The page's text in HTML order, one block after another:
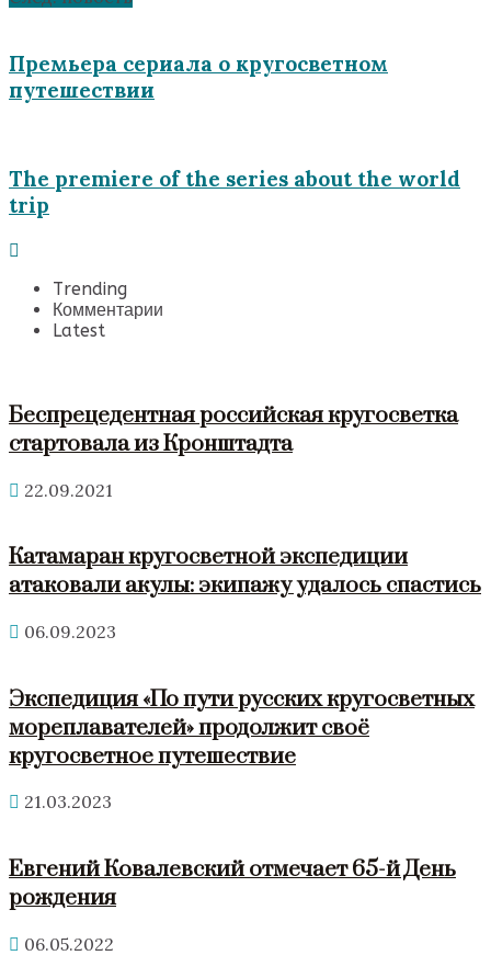
Премьера сериала о кругосветном
путешествии
The premiere of the series about the world
trip
Trending
Комментарии
Latest
Беспрецедентная российская кругосветка
стартовала из Кронштадта
22.09.2021
Катамаран кругосветной экспедиции
атаковали акулы: экипажу удалось спастись
06.09.2023
Экспедиция «По пути русских кругосветных
мореплавателей» продолжит своё
кругосветное путешествие
21.03.2023
Евгений Ковалевский отмечает 65-й День
рождения
06.05.2022